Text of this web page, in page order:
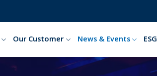
Our Customer News & Events ESG